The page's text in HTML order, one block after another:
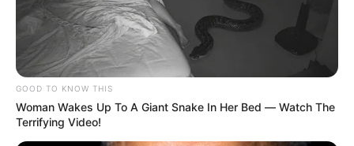
Por: María José Parra Cepeda
Abril 6, 2025
COMPARTIR
GOOD TO KNOW THIS
Woman Wakes Up To A Giant Snake In Her Bed — Watch The
Terrifying Video!